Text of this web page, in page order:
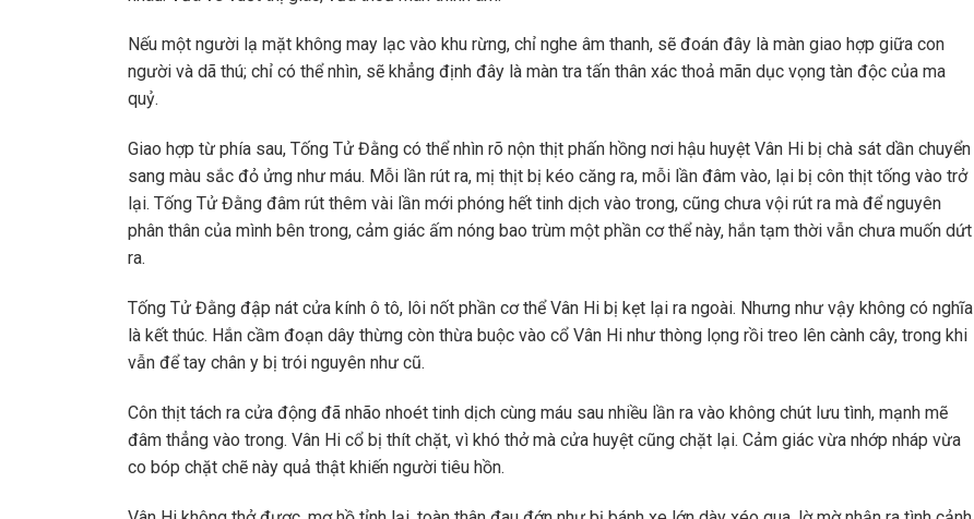
Nếu một người lạ mặt không may lạc vào khu rừng, chỉ nghe âm thanh, sẽ đoán đây là màn giao hợp giữa con
người và dã thú; chỉ có thể nhìn, sẽ khẳng định đây là màn tra tấn thân xác thoả mãn dục vọng tàn độc của ma
quỷ.
Giao hợp từ phía sau, Tống Tử Đằng có thể nhìn rõ nộn thịt phấn hồng nơi hậu huyệt Vân Hi bị chà sát dần chuyển
sang màu sắc đỏ ửng như máu. Mỗi lần rút ra, mị thịt bị kéo căng ra, mỗi lần đâm vào, lại bị côn thịt tống vào trở
lại. Tống Tử Đằng đâm rút thêm vài lần mới phóng hết tinh dịch vào trong, cũng chưa vội rút ra mà để nguyên
phân thân của mình bên trong, cảm giác ấm nóng bao trùm một phần cơ thể này, hắn tạm thời vẫn chưa muốn dứt
ra.
Tống Tử Đằng đập nát cửa kính ô tô, lôi nốt phần cơ thể Vân Hi bị kẹt lại ra ngoài. Nhưng như vậy không có nghĩa
là kết thúc. Hắn cầm đoạn dây thừng còn thừa buộc vào cổ Vân Hi như thòng lọng rồi treo lên cành cây, trong khi
vẫn để tay chân y bị trói nguyên như cũ.
Côn thịt tách ra cửa động đã nhão nhoét tinh dịch cùng máu sau nhiều lần ra vào không chút lưu tình, mạnh mẽ
đâm thẳng vào trong. Vân Hi cổ bị thít chặt, vì khó thở mà cửa huyệt cũng chặt lại. Cảm giác vừa nhớp nháp vừa
co bóp chặt chẽ này quả thật khiến người tiêu hồn.